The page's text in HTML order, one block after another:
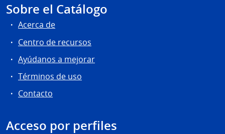
Sobre el Catálogo
Acerca de
Centro de recursos
Ayúdanos a mejorar
Términos de uso
Contacto
Acceso por perfiles